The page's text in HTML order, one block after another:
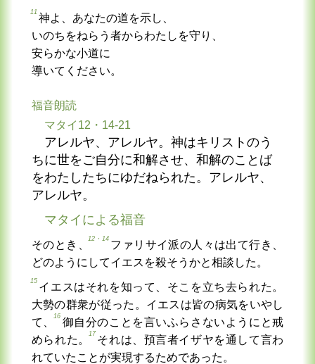
11
神よ、あなたの道を示し、
いのちをねらう者からわたしを守り、
安らかな小道に
導いてください。
福音朗読
マタイ12・14-21
アレルヤ、アレルヤ。神はキリストのう
ちに世をご自分に和解させ、和解のことば
をわたしたちにゆだねられた。アレルヤ、
アレルヤ。
マタイによる福音
そのとき、
12・14
ファリサイ派の人々は出て行き、
どのようにしてイエスを殺そうかと相談した。
15
イエスはそれを知って、そこを立ち去られた。
大勢の群衆が従った。イエスは皆の病気をいやし
て、
16
御自分のことを言いふらさないようにと戒
められた。
17
それは、預言者イザヤを通して言わ
れていたことが実現するためであった。